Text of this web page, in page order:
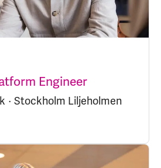
Engineer
· Stockholm Liljeholmen